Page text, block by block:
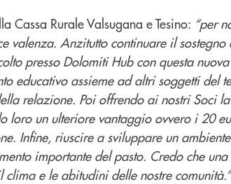
Cassa Rurale Valsugana e Tesino: “per
valenza. Anzitutto continuare il sostegno
presso Dolomiti Hub con questa
educativo assieme ad altri soggetti del
relazione. Poi offrendo ai nostri Soci
loro un ulteriore vantaggio ovvero i 20
Infine, riuscire a sviluppare un
importante del pasto. Credo che
e le abitudini delle nostre comunità.”